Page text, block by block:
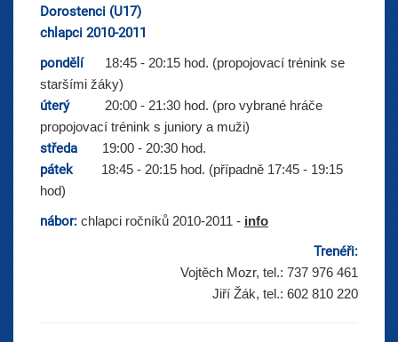
Dorostenci (U17)
chlapci 2010-2011
pondělí18:45 - 20:15 hod. (propojovací trénink se
staršími žáky)
úterý 20:00 - 21:30 hod. (pro vybrané hráče
propojovací trénink s juniory a muži)
středa 19:00 - 20:30 hod.
pátek
18:45 - 20:15 hod. (případně 17:45 - 19:15
hod)
nábor: chlapci ročníků 2010-2011 - info
Trenéři:
Vojtěch Mozr, tel.: 737 976 461
Jiří Žák, tel.: 602 810 220